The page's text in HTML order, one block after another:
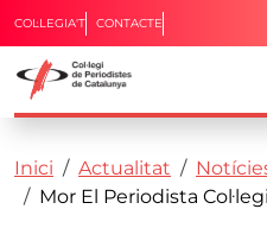
Vés al contingut
Capçalera
COL·LEGIA'T CONTACTE
Fil d'ariadna
Inici Actualitat
Mor El Periodista